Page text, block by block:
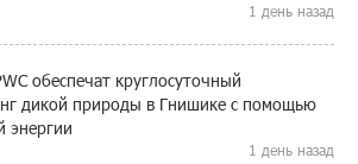
1 день назад
обеспечат круглосуточный
дикой природы в Гнишике с помощью
энергии
1 день назад